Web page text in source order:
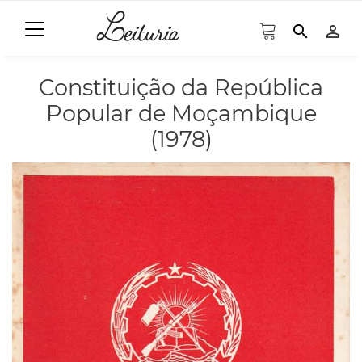
search person_outline
Constituição da República
Popular de Moçambique
(1978)